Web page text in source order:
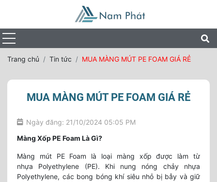
Trang chủ Tin tức MUA MÀNG MÚT PE FOAM GIÁ RẺ
MUA MÀNG MÚT PE FOAM GIÁ RẺ
Ngày đăng: 21/10/2024 05:05 PM
Màng Xốp PE Foam Là Gì?
Màng mút PE Foam là loại màng xốp được làm từ
nhựa Polyethylene (PE). Khi nung nóng chảy nhựa
Polyethylene, các bong bóng khí siêu nhỏ bị bẫy và giữ